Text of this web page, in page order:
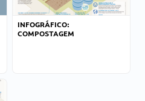
INFOGRÁFICO:
COMPOSTAGEM